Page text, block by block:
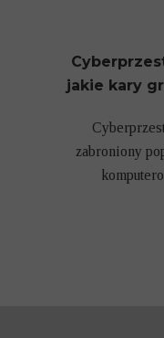
jakie kary
zabroniony